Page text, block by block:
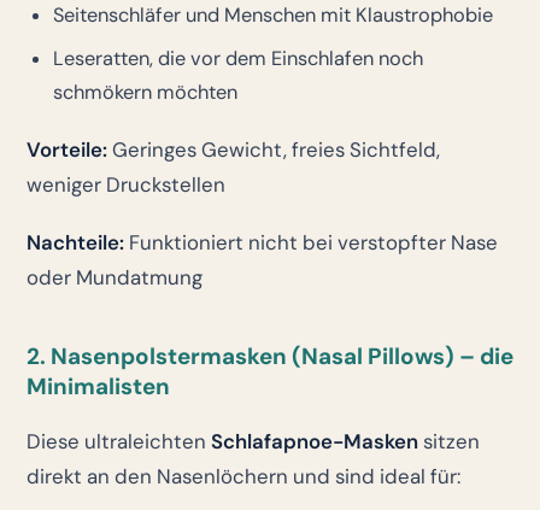
Seitenschläfer und Menschen mit Klaustrophobie
Leseratten, die vor dem Einschlafen noch
schmökern möchten
Vorteile:Geringes Gewicht, freies Sichtfeld,
weniger Druckstellen
Nachteile: Funktioniert nicht bei verstopfter Nase
oder Mundatmung
2. Nasenpolstermasken (Nasal Pillows) – die
Minimalisten
Diese ultraleichten Schlafapnoe-Maskensitzen
direkt an den Nasenlöchern und sind ideal für: